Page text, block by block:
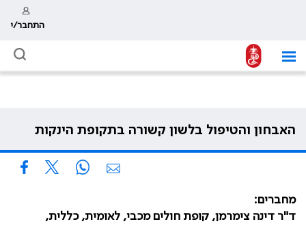
התחבר/י
האבחון והטיפול בלשון קשורה בתקופת הינקות
מחברים:
ד"ר דינה צימרמן, קופת חולים מכבי, לאומית, כללית,